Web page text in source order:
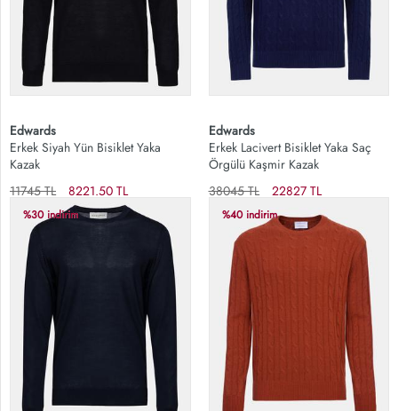
Edwards
Erkek Siyah Yün Bisiklet Yaka
Kazak
11745 TL
8221.50 TL
Edwards
Erkek Lacivert Bisiklet Yaka Saç
Örgülü Kaşmir Kazak
38045 TL
22827 TL
%30 indirim %40 indirim